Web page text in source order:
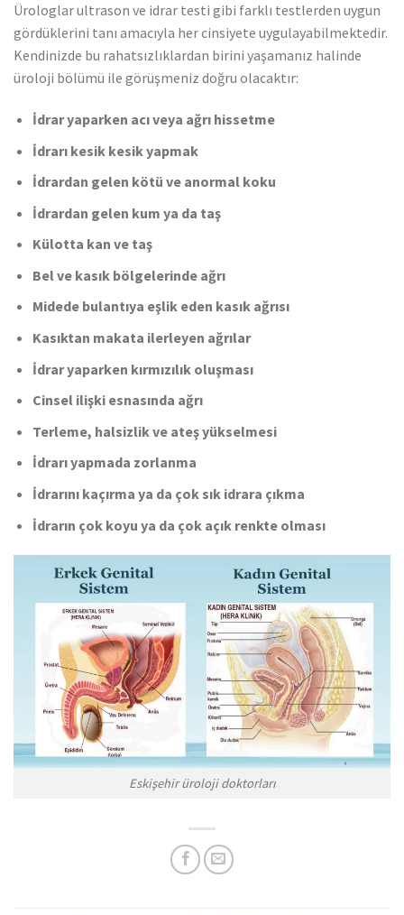
Ürologlar ultrason ve idrar testi gibi farklı testlerden uygun
gördüklerini tanı amacıyla her cinsiyete uygulayabilmektedir.
Kendinizde bu rahatsızlıklardan birini yaşamanız halinde
üroloji bölümü ile görüşmeniz doğru olacaktır:
İdrar yaparken acı veya ağrı hissetme
İdrarı kesik kesik yapmak
İdrardan gelen kötü ve anormal koku
İdrardan gelen kum ya da taş
Külotta kan ve taş
Bel ve kasık bölgelerinde ağrı
Midede bulantıya eşlik eden kasık ağrısı
Kasıktan makata ilerleyen ağrılar
İdrar yaparken kırmızılık oluşması
Cinsel ilişki esnasında ağrı
Terleme, halsizlik ve ateş yükselmesi
İdrarı yapmada zorlanma
İdrarını kaçırma ya da çok sık idrara çıkma
İdrarın çok koyu ya da çok açık renkte olması
Eskişehir üroloji doktorları